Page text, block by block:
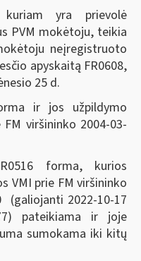
kuriam yra prievolė
PVM mokėtoju, teikia
neįregistruoto
apyskaitą FR0608,
25 d.
ir jos užpildymo
viršininko 2004-03-
forma, kurios
VMI prie FM viršininko
(galiojanti 2022-10-17
pateikiama ir joje
sumokama iki kitų